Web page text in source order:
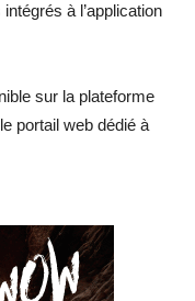
à l’application
sur la plateforme
portail web dédié à